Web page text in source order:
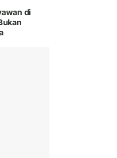
di